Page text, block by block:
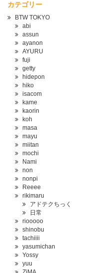
カテゴリー
BTW TOKYO
abi
assun
ayanon
AYURU
fuji
getty
hidepon
hiko
isacom
kame
kaorin
koh
masa
mayu
miitan
mochi
Nami
non
nonpi
Reeee
rikimaru
アドテクちっく
日常
riooooo
shinobu
tachiiii
yasumichan
Yossy
yuu